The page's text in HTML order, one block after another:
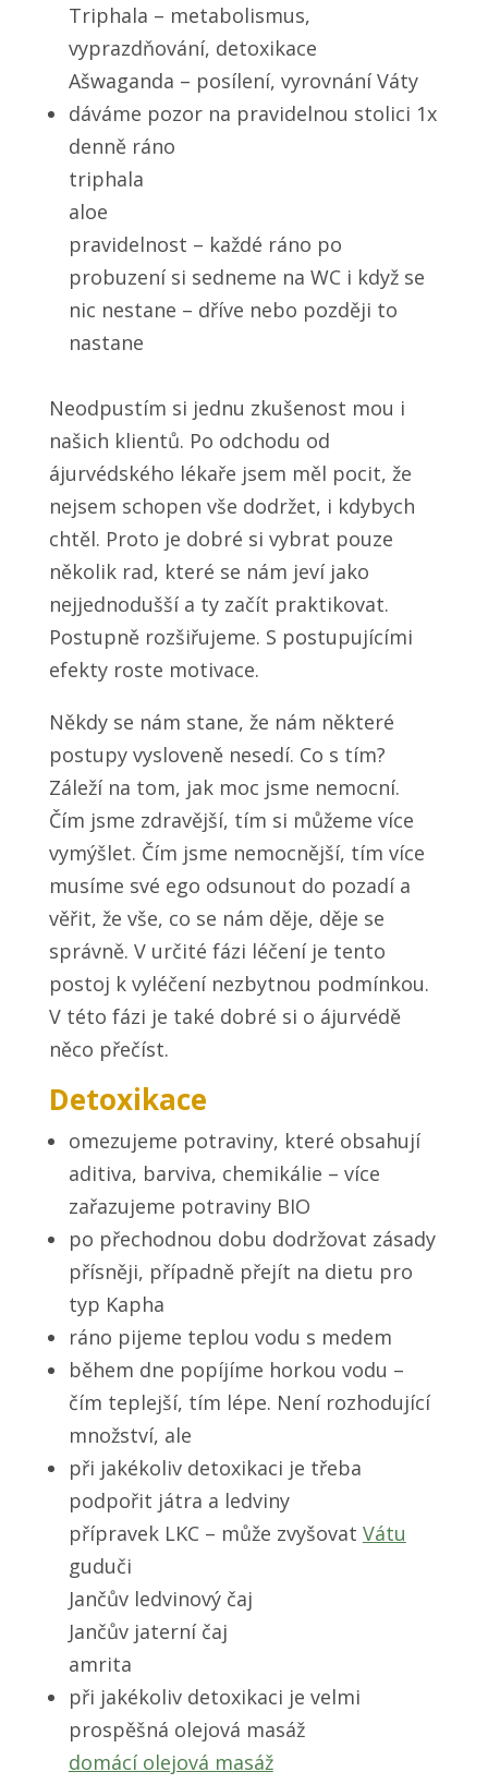
Triphala – metabolismus,
vyprazdňování, detoxikace
Ašwaganda – posílení, vyrovnání Váty
dáváme pozor na pravidelnou stolici 1x
denně ráno
triphala
aloe
pravidelnost – každé ráno po
probuzení si sedneme na WC i když se
nic nestane – dříve nebo později to
nastane
Neodpustím si jednu zkušenost mou i
našich klientů. Po odchodu od
ájurvédského lékaře jsem měl pocit, že
nejsem schopen vše dodržet, i kdybych
chtěl. Proto je dobré si vybrat pouze
několik rad, které se nám jeví jako
nejjednodušší a ty začít praktikovat.
Postupně rozšiřujeme. S postupujícími
efekty roste motivace.
Někdy se nám stane, že nám některé
postupy vysloveně nesedí. Co s tím?
Záleží na tom, jak moc jsme nemocní.
Čím jsme zdravější, tím si můžeme více
vymýšlet. Čím jsme nemocnější, tím více
musíme své ego odsunout do pozadí a
věřit, že vše, co se nám děje, děje se
správně. V určité fázi léčení je tento
postoj k vyléčení nezbytnou podmínkou.
V této fázi je také dobré si o ájurvédě
něco přečíst.
Detoxikace
omezujeme potraviny, které obsahují
aditiva, barviva, chemikálie – více
zařazujeme potraviny BIO
po přechodnou dobu dodržovat zásady
přísněji, případně přejít na dietu pro
typ Kapha
ráno pijeme teplou vodu s medem
během dne popíjíme horkou vodu –
čím teplejší, tím lépe. Není rozhodující
množství, ale
při jakékoliv detoxikaci je třeba
podpořit játra a ledviny
přípravek LKC – může zvyšovat Vátu
guduči
Jančův ledvinový čaj
Jančův jaterní čaj
amrita
při jakékoliv detoxikaci je velmi
prospěšná olejová masáž
domácí olejová masáž